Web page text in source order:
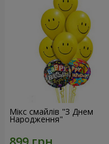
Мікс смайлів "З Днем
Народження"